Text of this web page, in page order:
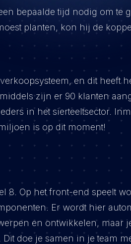
bepaalde tijd nodig om te
planten, kon hij de
en dit heeft
zijn er 90 klanten
in het sierteeltsector.
is op dit moment!
8. Op het front-end speelt
Er wordt hier
en ontwikkelen, maar
doe je samen in je team